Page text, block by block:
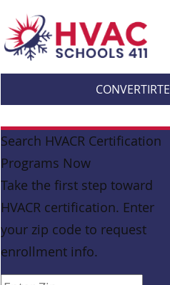
CONVERTIRTE
Search HVACR Certification
Programs Now
Take the first step toward
HVACR certification. Enter
your zip code to request
enrollment info.